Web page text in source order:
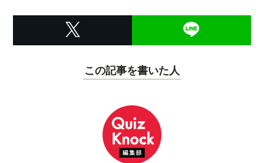
この記事を書いた人